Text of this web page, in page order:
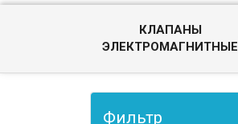
КЛАПАНЫ
ЭЛЕКТРОМАГНИТНЫЕ
Фильтр